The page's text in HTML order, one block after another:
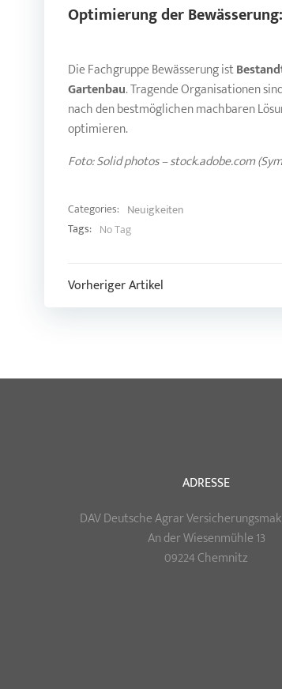
Optimierung der
Die Fachgruppe Bewässerung ist
Gartenbau. Tragende Organisationen
nach den bestmöglichen machbaren
optimieren.
Foto: Solid photos – stock.adobe.com
Categories: Neuigkeiten
Tags: No Tag
Post
Vorheriger Artikel
ADRESSE
DAV Deutsche Agrar
An der Wiesenmühle 13
09224 Chemnitz